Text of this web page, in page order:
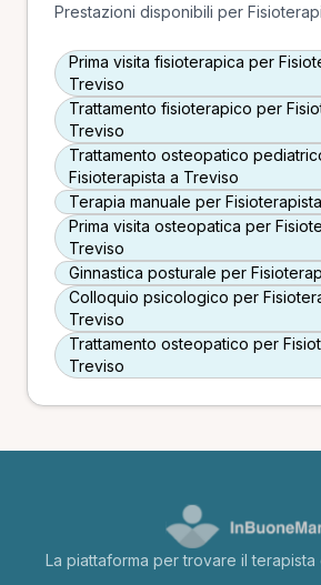
Prestazioni disponibili per
Prima visita fisioterapica per
Treviso
Trattamento fisioterapico per
Treviso
Trattamento osteopatico
Fisioterapista a Treviso
Terapia manuale per
Prima visita osteopatica per
Treviso
Ginnastica posturale per
Colloquio psicologico per
Treviso
Trattamento osteopatico per
Treviso
La piattaforma per trovare il terapista